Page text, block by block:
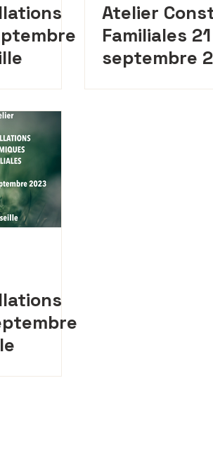
Atelier
Familiales 21
septembre